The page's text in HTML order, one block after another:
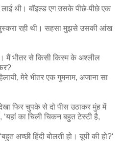
थी। बॉइल्ड एग उसके पीछे-पीछे एक
रही थी। सहसा मुझसे उसकी आंख
मैं भीतर से किसी किस्म के अश्लील
मेरे भीतर एक गुमनाम, अजाना सा
फिर चुपके से दो पीस उठाकर मुंह में
का चिली चिकन बहुत टेस्टी है,
अच्छी हिंदी बोलती हो। यूपी की हो?‘